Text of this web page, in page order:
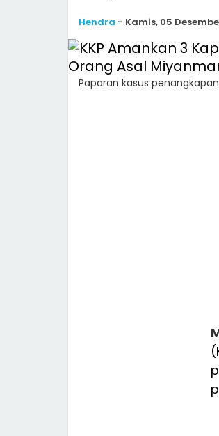
Hendra - Kamis, 05
Paparan kasus